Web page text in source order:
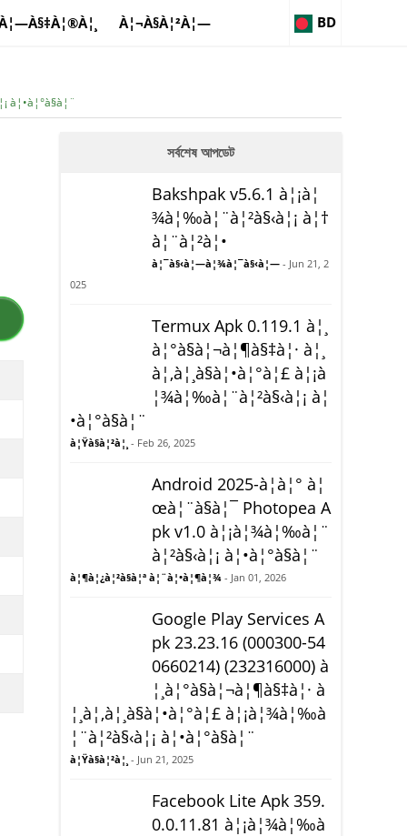
À¦¬À§À¦²À¦— BD
à¦•à¦°à§à¦¨
সর্বশেষ আপডেট
Bakshpak v5.6.1 à¦¡à¦
¾à¦‰à¦¨à¦²à§‹à¦¡ à¦†
à¦¨à¦²à¦•
à¦¯à§‹à¦—à¦¾à¦¯à§‹à¦— - Jun 21, 2
025
Termux Apk 0.119.1 à¦¸
à¦°à§à¦¬à¦¶à§‡à¦· à¦¸
à¦‚à¦¸à§à¦•à¦°à¦£ à¦¡à
¦¾à¦‰à¦¨à¦²à§‹à¦¡ à¦
•à¦°à§à¦¨
à¦Ÿà§à¦²à¦¸ - Feb 26, 2025
Android 2025-à¦à¦° à¦
œà¦¨à§à¦¯ Photopea A
pk v1.0 à¦¡à¦¾à¦‰à¦¨
à¦²à§‹à¦¡ à¦•à¦°à§à¦¨
à¦¶à¦¿à¦²à§à¦ª à¦¨à¦•à¦¶à¦¾ - Jan 01, 2026
Google Play Services A
pk 23.23.16 (000300-54
0660214) (232316000) à
¦¸à¦°à§à¦¬à¦¶à§‡à¦· à
¦¸à¦‚à¦¸à§à¦•à¦°à¦£ à¦¡à¦¾à¦‰à
¦¨à¦²à§‹à¦¡ à¦•à¦°à§à¦¨
à¦Ÿà§à¦²à¦¸ - Jun 21, 2025
Facebook Lite Apk 359.
0.0.11.81 à¦¡à¦¾à¦‰à